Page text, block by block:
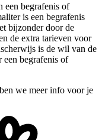
een begrafenis of
is een begrafenis
bijzonder door de
de extra tarieven voor
is de wil van de
een begrafenis of
we meer info voor je